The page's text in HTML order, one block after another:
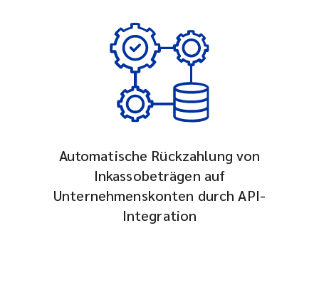
Automatische Rückzahlung von
Inkassobeträgen auf
Unternehmenskonten durch API-
Integration